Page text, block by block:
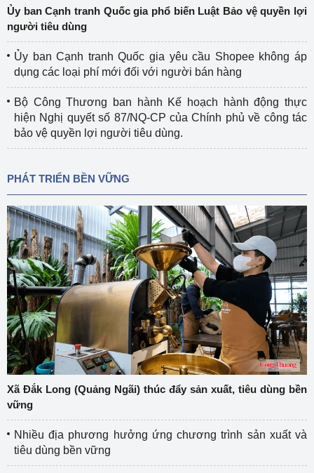
Ủy ban Cạnh tranh Quốc gia phổ biến Luật Bảo vệ quyền lợi
người tiêu dùng
Ủy ban Cạnh tranh Quốc gia yêu cầu Shopee không áp
dụng các loại phí mới đối với người bán hàng
Bộ Công Thương ban hành Kế hoạch hành động thực
hiện Nghị quyết số 87/NQ-CP của Chính phủ về công tác
bảo vệ quyền lợi người tiêu dùng.
PHÁT TRIỂN BỀN VỮNG
Xã Đắk Long (Quảng Ngãi) thúc đẩy sản xuất, tiêu dùng bền
vững
Nhiều địa phương hưởng ứng chương trình sản xuất và
tiêu dùng bền vững